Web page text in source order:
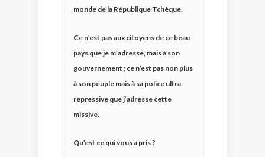
monde de la République Tchèque,
Ce n’est pas aux citoyens de ce beau
pays que je m’adresse, mais à son
gouvernement ; ce n’est pas non plus
à son peuple mais à sa police ultra
répressive que j’adresse cette
missive.
Qu’est ce qui vous a pris ?